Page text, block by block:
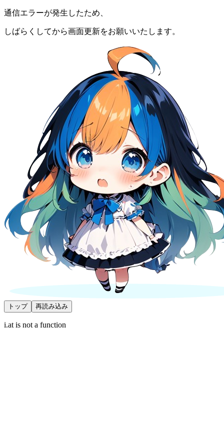
通信エラーが発生したため、
しばらくしてから画面更新をお願いいたします。
トップ 再読み込み
i.at is not a function